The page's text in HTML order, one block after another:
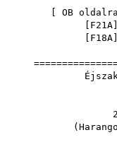
OB oldalra
F21A
F18A
Éjszakai
2023-